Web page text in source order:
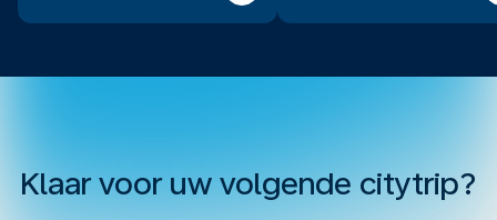
Klaar voor uw volgende citytrip?